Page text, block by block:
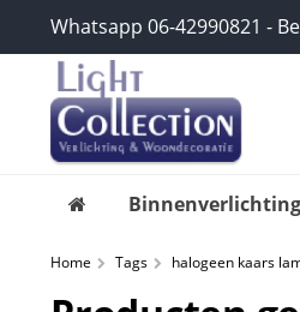
Whatsapp 06-42990821 -
Binnenverlichting
Home Tags halogeen kaars